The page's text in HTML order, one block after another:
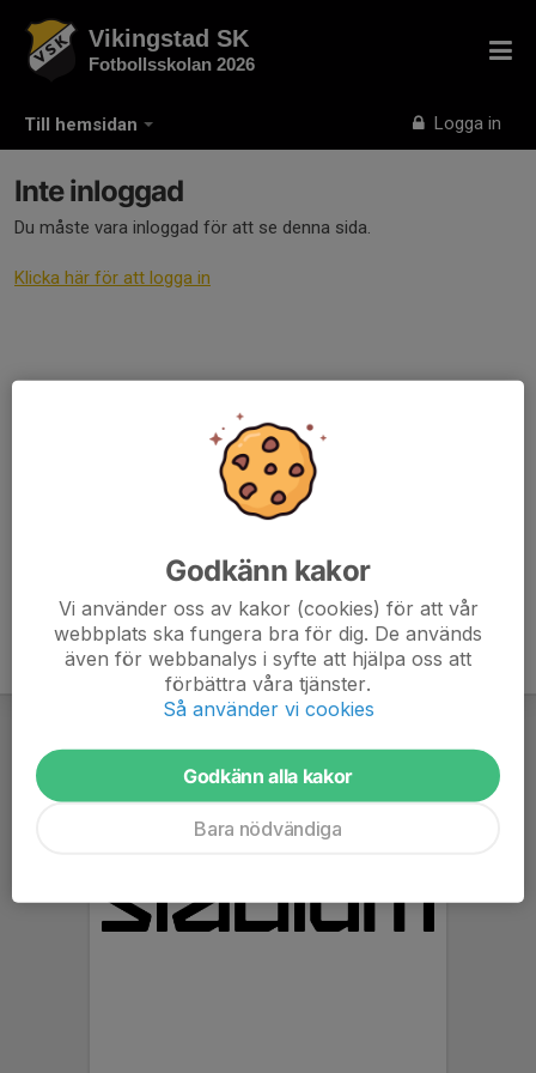
Till hemsidan Logga in
Vikingstad SK
Fotbollsskolan 2026
Inte inloggad
Du måste vara inloggad för att se denna sida.
Klicka här för att logga in
Godkänn kakor
Vi använder oss av kakor (cookies) för att vår
webbplats ska fungera bra för dig. De används
även för webbanalys i syfte att hjälpa oss att
förbättra våra tjänster.
Så använder vi cookies
Godkänn alla kakor
Bara nödvändiga